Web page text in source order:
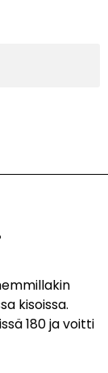
kisoissa.
180 ja voitti